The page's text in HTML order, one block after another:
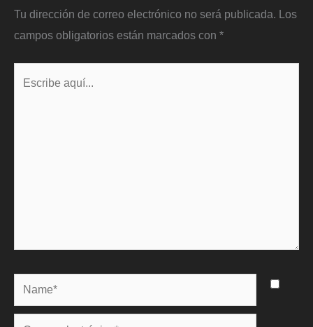
Tu dirección de correo electrónico no será publicada.
Los
campos obligatorios están marcados con *
Name*
Correo